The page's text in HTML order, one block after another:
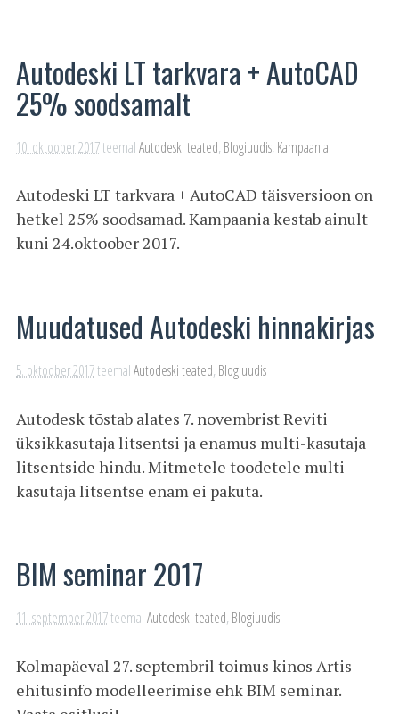
Autodeski LT tarkvara + AutoCAD
25% soodsamalt
10. oktoober 2017teemalAutodeski teated, Blogiuudis, Kampaania
Autodeski LT tarkvara + AutoCAD täisversioon on
hetkel 25% soodsamad. Kampaania kestab ainult
kuni 24.oktoober 2017.
Muudatused Autodeski hinnakirjas
5. oktoober 2017teemalAutodeski teated, Blogiuudis
Autodesk tõstab alates 7. novembrist Reviti
üksikkasutaja litsentsi ja enamus multi-kasutaja
litsentside hindu. Mitmetele toodetele multi-
kasutaja litsentse enam ei pakuta.
BIM seminar 2017
11. september 2017teemalAutodeski teated, Blogiuudis
Kolmapäeval 27. septembril toimus kinos Artis
ehitusinfo modelleerimise ehk BIM seminar.